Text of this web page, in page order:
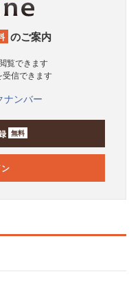
のご案内
覧できます
受信できます
ナンバー
無料